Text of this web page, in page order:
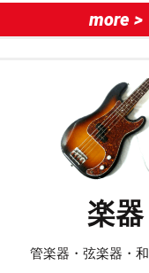
more >
楽器
管楽器・弦楽器・